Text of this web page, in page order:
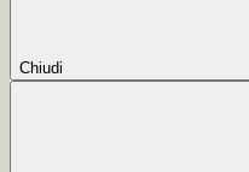
Chiudi